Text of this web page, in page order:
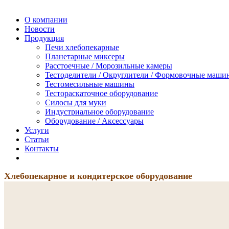
О компании
Новости
Продукция
Печи хлебопекарные
Планетарные миксеры
Расстоечные / Морозильные камеры
Тестоделители / Округлители / Формовочные
Тестомесильные машины
Тестораскаточное оборудование
Силосы для муки
Индустриальное оборудование
Оборудование / Аксессуары
Услуги
Статьи
Контакты
Хлебопекарное и кондитерское оборудование